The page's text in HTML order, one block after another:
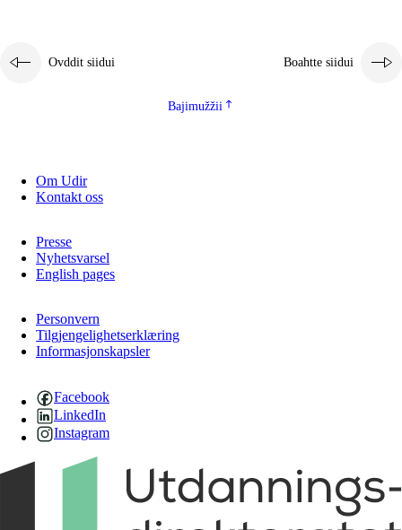
Ovddit siidui Boahtte siidui
Bajimužžii
Om Udir
Kontakt oss
Presse
Nyhetsvarsel
English pages
Personvern
Tilgjengelighetserklæring
Informasjonskapsler
Facebook
LinkedIn
Instagram